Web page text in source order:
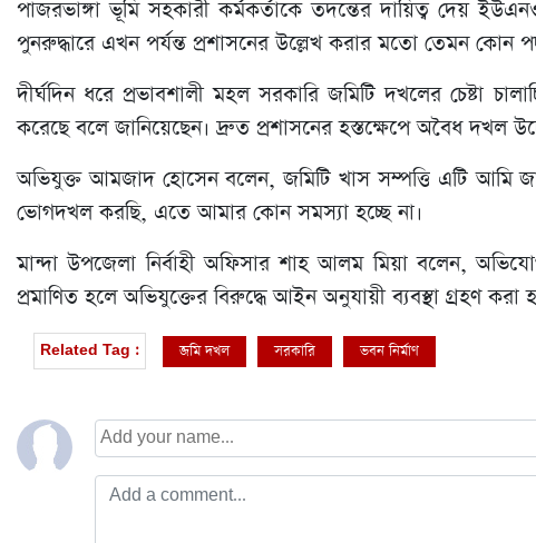
পাজরভাঙ্গা ভূমি সহকারী কর্মকর্তাকে তদন্তের দায়িত্ব দেয়
পুনরুদ্ধারে এখন পর্যন্ত প্রশাসনের উল্লেখ করার মতো তেমন কোন
দীর্ঘদিন ধরে প্রভাবশালী মহল সরকারি জমিটি দখলের চেষ্টা
করেছে বলে জানিয়েছেন। দ্রুত প্রশাসনের হস্তক্ষেপে অবৈধ দখল
অভিযুক্ত আমজাদ হোসেন বলেন, জমিটি খাস সম্পত্তি এটি আমি
ভোগদখল করছি, এতে আমার কোন সমস্যা হচ্ছে না।
মান্দা উপজেলা নির্বাহী অফিসার শাহ আলম মিয়া বলেন,
প্রমাণিত হলে অভিযুক্তের বিরুদ্ধে আইন অনুযায়ী ব্যবস্থা গ্রহণ করা
Related Tag : জমি দখল সরকারি ভবন নির্মাণ